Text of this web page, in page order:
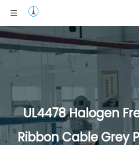
UL4478 Halogen
Ribbon Cable Grey